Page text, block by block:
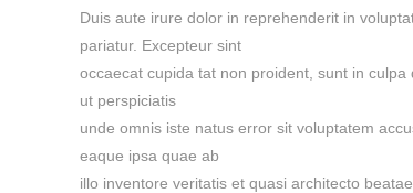
Duis aute irure dolor in reprehenderit in
pariatur. Excepteur sint
occaecat cupida tat non proident, sunt in
ut perspiciatis
unde omnis iste natus error sit voluptatem
eaque ipsa quae ab
illo inventore veritatis et quasi architecto